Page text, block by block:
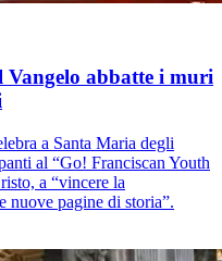
abbatte i muri
a Santa Maria degli
al “Go! Franciscan Youth
a “vincere la
nuove pagine di storia”.